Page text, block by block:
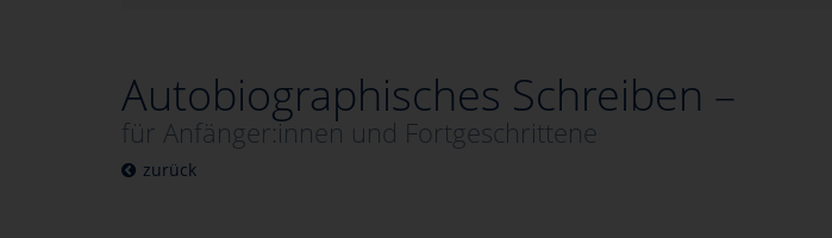
Autobiographisches Schreiben –
für Anfänger:innen und Fortgeschrittene
zurück